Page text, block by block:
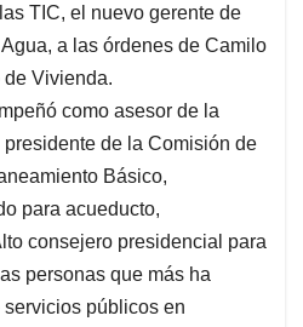
TIC, el nuevo gerente de
a las órdenes de Camilo
Vivienda.
como asesor de la
de la Comisión de
Básico,
para acueducto,
consejero presidencial para
personas que más ha
públicos en